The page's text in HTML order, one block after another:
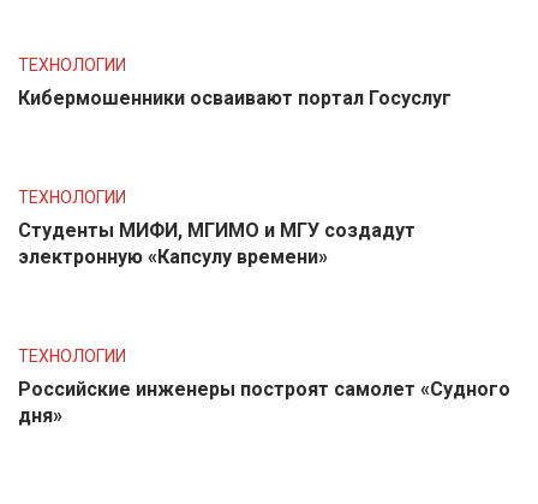
ТЕХНОЛОГИИ
Кибермошенники осваивают портал Госуслуг
ТЕХНОЛОГИИ
Студенты МИФИ, МГИМО и МГУ создадут
электронную «Капсулу времени»
ТЕХНОЛОГИИ
Российские инженеры построят самолет «Судного
дня»